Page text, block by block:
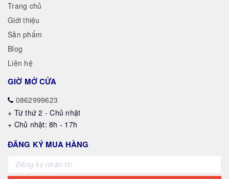
Trang chủ
Giới thiệu
Sản phẩm
Blog
Liên hệ
GIỜ MỞ CỬA
0862999623
+ Từ thứ 2 - Chủ nhật
+ Chủ nhật: 8h - 17h
ĐĂNG KÝ MUA HÀNG